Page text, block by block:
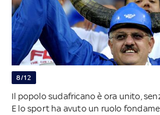
8/12
Il popolo sudafricano è ora unito,
E lo sport ha avuto un ruolo